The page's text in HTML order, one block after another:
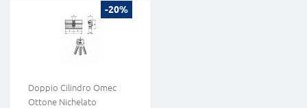
-20%
Doppio Cilindro Omec
Ottone Nichelato